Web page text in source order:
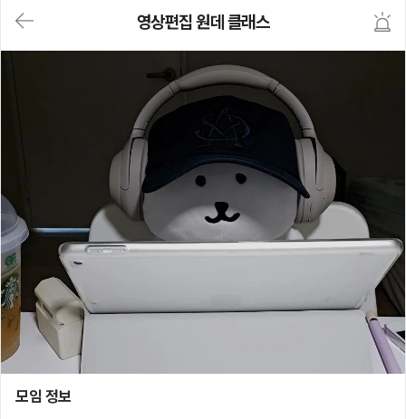
가
내
모
임,
M
Y)
본
문
바
로
가
기
영상편집 원데 클래스
모임 정보